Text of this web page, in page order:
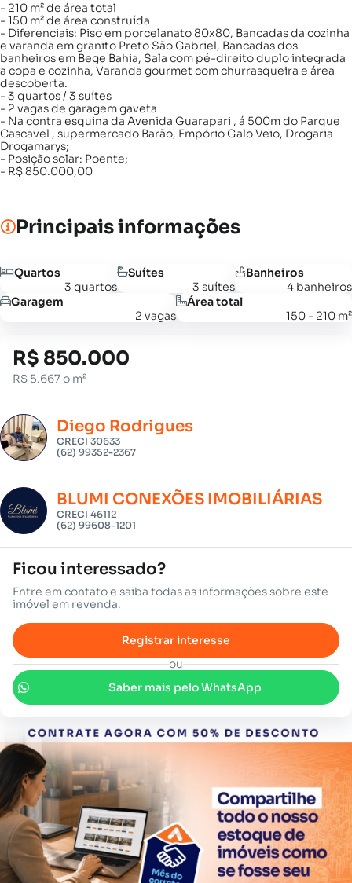
- 210 m² de área total
- 150 m² de área construída
- Diferenciais: Piso em porcelanato 80x80, Bancadas da cozinha
e varanda em granito Preto São Gabriel, Bancadas dos
banheiros em Bege Bahia, Sala com pé-direito duplo integrada
a copa e cozinha, Varanda gourmet com churrasqueira e área
descoberta.
- 3 quartos / 3 suítes
- 2 vagas de garagem gaveta
- Na contra esquina da Avenida Guarapari , á 500m do Parque
Cascavel , supermercado Barão, Empório Galo Veio, Drogaria
Drogamarys;
- Posição solar: Poente;
- R$ 850.000,00
Principais informações
Quartos
3 quartos
Suítes
3 suítes
Banheiros
4 banheiros
Garagem
2 vagas
Área total
150 - 210 m²
R$ 850.000
R$ 5.667 o m²
Diego Rodrigues
CRECI 30633
(62) 99352-2367
BLUMI CONEXÕES IMOBILIÁRIAS
CRECI 46112
(62) 99608-1201
Ficou interessado?
Entre em contato e saiba todas as informações sobre este
imóvel em revenda.
Registrar interesse
ou
Saber mais pelo WhatsApp